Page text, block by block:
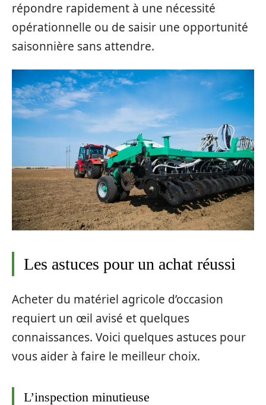
répondre rapidement à une nécessité
opérationnelle ou de saisir une opportunité
saisonnière sans attendre.
Les astuces pour un achat réussi
Acheter du matériel agricole d’occasion
requiert un œil avisé et quelques
connaissances. Voici quelques astuces pour
vous aider à faire le meilleur choix.
L’inspection minutieuse